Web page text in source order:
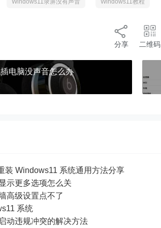
Windows11录屏没有声音 Windows11教程
分享 二维码
电脑没声音怎么办
装 Windows11 系统通用方法分享
示更多选项怎么关
高级设置点不了
系统
动违规冲突的解决方法